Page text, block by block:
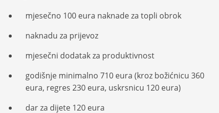
mjesečno 100 eura naknade za topli obrok
naknadu za prijevoz
mjesečni dodatak za produktivnost
godišnje minimalno 710 eura (kroz božićnicu 360
eura, regres 230 eura, uskrsnicu 120 eura)
dar za dijete 120 eura